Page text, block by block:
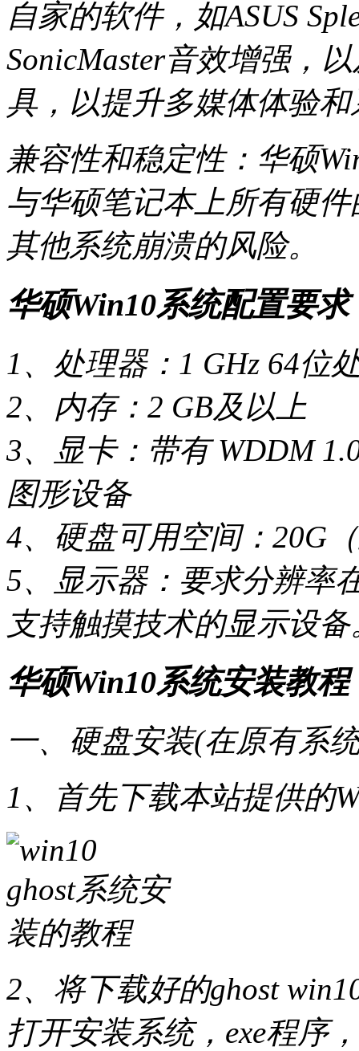
自家的软件，如ASUS
SonicMaster音效增强，
具，以提升多媒体体验
兼容性和稳定性：华硕
与华硕笔记本上所有硬
其他系统崩溃的风险。
华硕Win10系统配置要求
1、处理器：1 GHz 64位
2、内存：2 GB及以上
3、显卡：带有 WDDM
图形设备
4、硬盘可用空间：20G
5、显示器：要求分辨率
支持触摸技术的显示设备
华硕Win10系统安装教程
一、硬盘安装(在原有系
1、首先下载本站提供的
2、将下载好的ghost
打开安装系统，exe程序